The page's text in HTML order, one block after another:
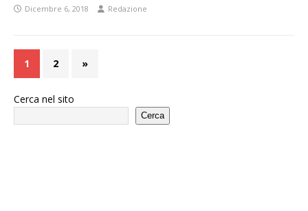
Dicembre 6, 2018 Redazione
1 2 »
Cerca nel sito
Cerca